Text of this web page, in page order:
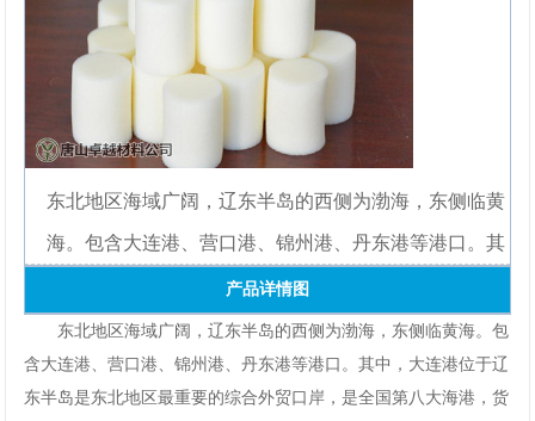
东北地区海域广阔，辽东半岛的西侧为渤海，东侧临黄
海。包含大连港、营口港、锦州港、丹东港等港口。其
产品详情图
东北地区海域广阔，辽东半岛的西侧为渤海，东侧临黄海。包
含大连港、营口港、锦州港、丹东港等港口。其中，大连港位于辽
东半岛是东北地区最重要的综合外贸口岸，是全国第八大海港，货